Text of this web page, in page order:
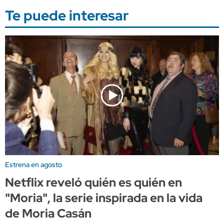
Te puede interesar
Estrena en agosto
Netflix reveló quién es quién en
"Moria", la serie inspirada en la vida
de Moria Casán